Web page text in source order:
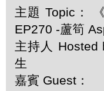
主題 Topic：
EP270 -蘆筍
主持人 Hosted
生
嘉賓 Guest：